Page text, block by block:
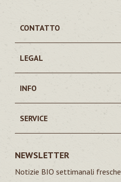
CONTATTO
LEGAL
INFO
SERVICE
NEWSLETTER
Notizie BIO settimanali fresche